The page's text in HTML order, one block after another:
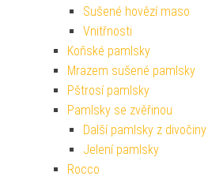
Sušené hovězí maso
Vnitřnosti
Koňské pamlsky
Mrazem sušené pamlsky
Pštrosí pamlsky
Pamlsky se zvěřinou
Další pamlsky z divočiny
Jelení pamlsky
Rocco